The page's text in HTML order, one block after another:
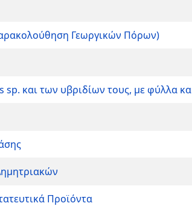
Γεωργικών Πόρων)
και των υβριδίων τους, με φύλλα
Προϊόντα